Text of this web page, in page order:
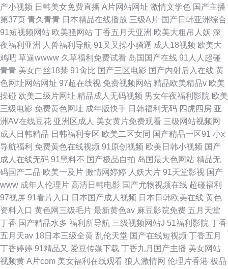
产小视频 日韩美女免费直播 A片网站网址 激情文学色 国产主播
第37页 青久青青 日本精品在线播放 三级A片 国产日韩亚洲综合
91短视频网站 欧美骚网站 丁香五月天亚洲 欧美大粗吊人妖 深
夜福利亚洲
人兽福利导航 91叉叉操小骚逼 成人18视频 欧美大
鸡吧 草逼wwww 久草福利免费试看 岛国国产在线 91人人超碰
青青 美女白丝18禁 91肏比 国产三区电影 国产内射后入在线 黄
色网址网站网址 97超在线视 免费视频网站 精品欧美精品v 欧美
操碰 欧美二级片网址 精品成人无码视频 男女午夜福利影院 欧美
三级电影 免费黄色网址 成年版快手 日韩福利无码 四虎四房 亚
洲AV在线豆花 亚洲区成人 美女黄片免费观看 三级网站视频网
成人日韩精品 日韩福利专区 欧美二区女同 国产精品一区91 小x
导航福利 免费黄色在线视频 91原创视频 欧美日韩小视频 国产
成人在线无码 91黑料不 国产极品自拍 岛国最大色网站 精品无
码国产二品 欧美一及片 激情网婷婷 人妖大片 91天堂影视 国产
www 成年人伦理片 高清日韩电影 国产尤物视频在线 超碰福利
97视屏 91看片入口 日本国产成人视频 日本日韩欧美在线 黄色
资料入口 黄色网三级毛片 最新黄色av 麻豆影院免费 五月天堂
丁香 国产精品水多 福利所导航 三级视频网站J 51福利影院 丁香
五月天av 18日本三级全黄 乱伦天堂 国产在线短视频 丁香五月
丁香婷婷 91精品又 爱豆传媒下载 丁香九月国产主播 美女网站
视频黄 A片com 美女福利在线观看 狼人激情网 伦理片香港 极品